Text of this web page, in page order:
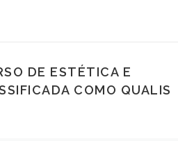
DE ESTÉTICA E
COMO QUALIS